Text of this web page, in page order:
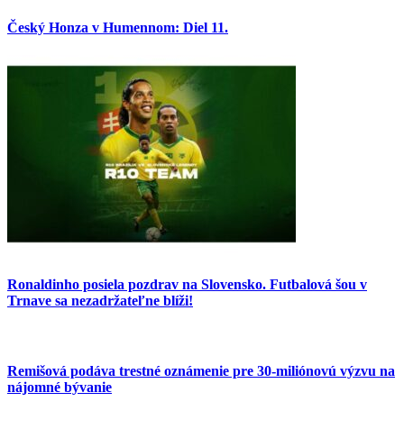
Český Honza v Humennom: Diel 11.
Ronaldinho posiela pozdrav na Slovensko. Futbalová šou v
Trnave sa nezadržateľne blíži!
Remišová podáva trestné oznámenie pre 30-miliónovú výzvu na
nájomné bývanie